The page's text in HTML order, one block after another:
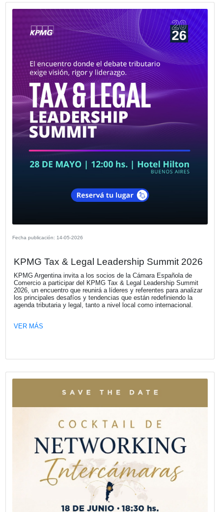
Fecha publicación: 27-05-2026
La Cámara Española de Comercio le
bienvenida a su nuevo socio Daniel
El Clan es una red de profesionales liderada por Daniel
orientada a acompañar a empresas en sus desafíos de
gestión y crecimiento.
“El Auto Más Seguro”
La compañía volvió a apoyar esta iniciativa de CESVI
la revista “Crash Test” en la que se premian los autos
lanzados en 2025. La edición 2026 tiene un significado
CESVI cumple 30 años.